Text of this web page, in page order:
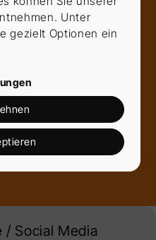
/ Social Media
Unter
gezielt Optionen ein